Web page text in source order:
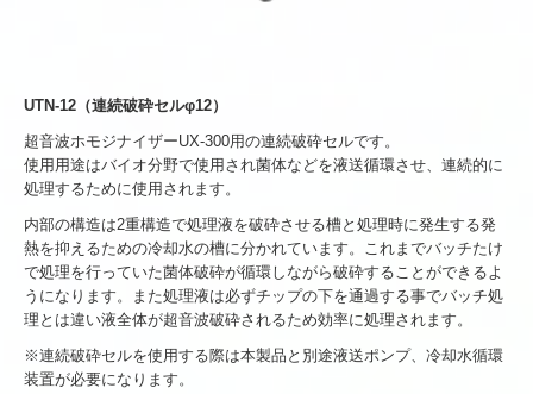
UTN-12（連続破砕セルφ12）
超音波ホモジナイザーUX-300用の連続破砕セルです。
使用用途はバイオ分野で使用され菌体などを液送循環させ、連続的に
処理するために使用されます。
内部の構造は2重構造で処理液を破砕させる槽と処理時に発生する発
熱を抑えるための冷却水の槽に分かれています。これまでバッチたけ
で処理を行っていた菌体破砕が循環しながら破砕することができるよ
うになります。また処理液は必ずチップの下を通過する事でバッチ処
理とは違い液全体が超音波破砕されるため効率に処理されます。
※連続破砕セルを使用する際は本製品と別途液送ポンプ、冷却水循環
装置が必要になります。